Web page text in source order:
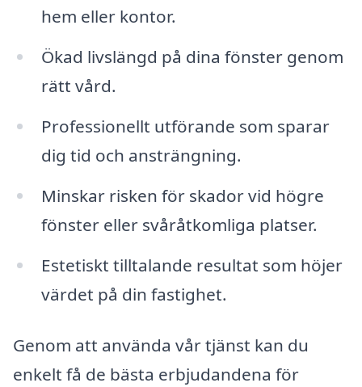
hem eller kontor.
Ökad livslängd på dina fönster genom
rätt vård.
Professionellt utförande som sparar
dig tid och ansträngning.
Minskar risken för skador vid högre
fönster eller svåråtkomliga platser.
Estetiskt tilltalande resultat som höjer
värdet på din fastighet.
Genom att använda vår tjänst kan du
enkelt få de bästa erbjudandena för